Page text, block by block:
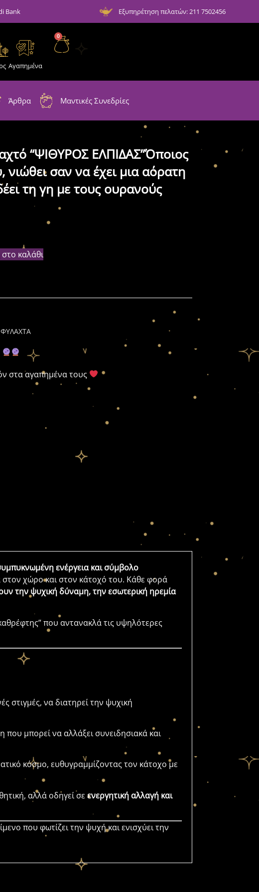
Bank Εξυπηρέτηση πελατών: 211 7502456
Αγαπημένα
0
Άρθρα Μαντικές Συνεδρίες
“ΨΙΘΥΡΟΣ ΕΛΠΙΔΑΣ”Όποιος
νιώθει σαν να έχει μια αόρατη
τη γη με τους ουρανούς
καλάθι
στα αγαπημένα τους
ενέργεια και σύμβολο
στον χώρο και στον κάτοχό του. Κάθε φορά
την ψυχική δύναμη, την εσωτερική ηρεμία
που αντανακλά τις υψηλότερες
στιγμές, να διατηρεί την ψυχική
που μπορεί να αλλάξει συνειδησιακά και
κόσμο, ευθυγραμμίζοντας τον κάτοχο με
αλλά οδηγεί σεενεργητική αλλαγή και
που φωτίζει την ψυχή και ενισχύει την